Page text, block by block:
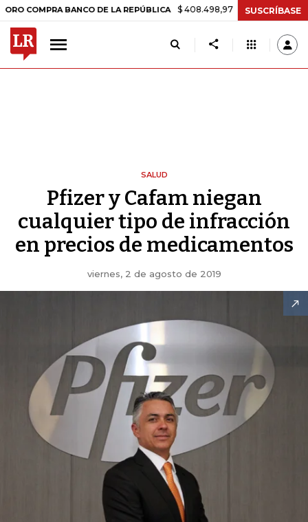
BANCO DE LA REPÚBLICA $ 408.498,97 +$ 8.753,81 +2,19%
SUSCRÍBASE
SALUD
Pfizer y Cafam niegan
cualquier tipo de infracción
en precios de medicamentos
viernes, 2 de agosto de 2019